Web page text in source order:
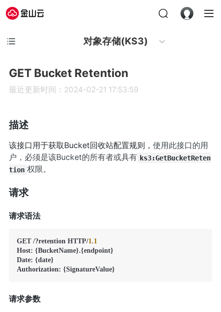
对象存储(KS3)
GET Bucket Retention
最近更新时间：2024-02-21 17:53:59
描述
该接口用于获取Bucket回收站配置规则， 使用此接口的用
户，必须是该Bucket的所有者或具有 ks3:GetBucketReten
tion 权限。
请求
请求语法
GET /?retention HTTP/1.1
Host: {BucketName}.{endpoint}
Date: {date}
Authorization: {SignatureValue}
请求参数